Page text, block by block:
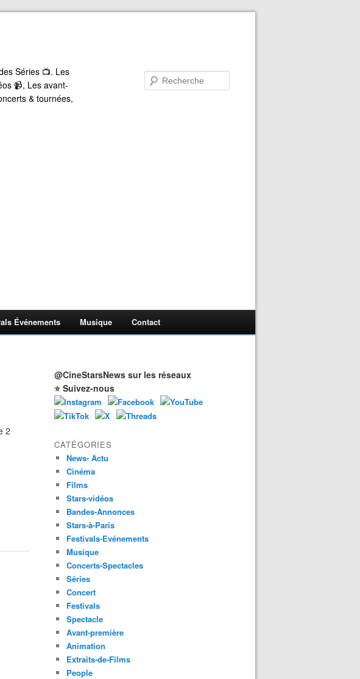
Séries 📺. Les
📹, Les avant-
& tournées,
Événements Musique Contact
2
@CineStarsNews sur les réseaux
⭐ Suivez-nous
CATÉGORIES
News- Actu
Cinéma
Films
Stars-vidéos
Bandes-Annonces
Stars-à-Paris
Festivals-Evénements
Musique
Concerts-Spectacles
Séries
Concert
Festivals
Spectacle
Avant-première
Animation
Extraits-de-Films
People